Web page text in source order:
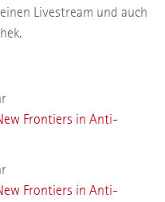
Livestream und auch
Frontiers in Anti-
Frontiers in Anti-